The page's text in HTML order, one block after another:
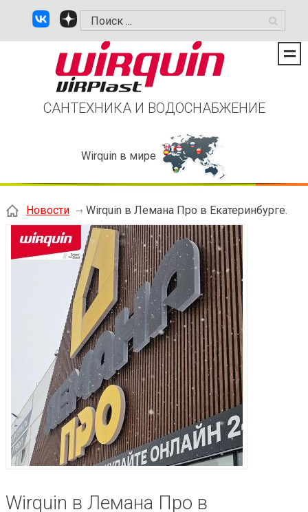
САНТЕХНИКА И ВОДОСНАБЖЕНИЕ
Wirquin в мире
Новости Wirquin в Лемана Про в Екатеринбурге.
Wirquin в Лемана Про в